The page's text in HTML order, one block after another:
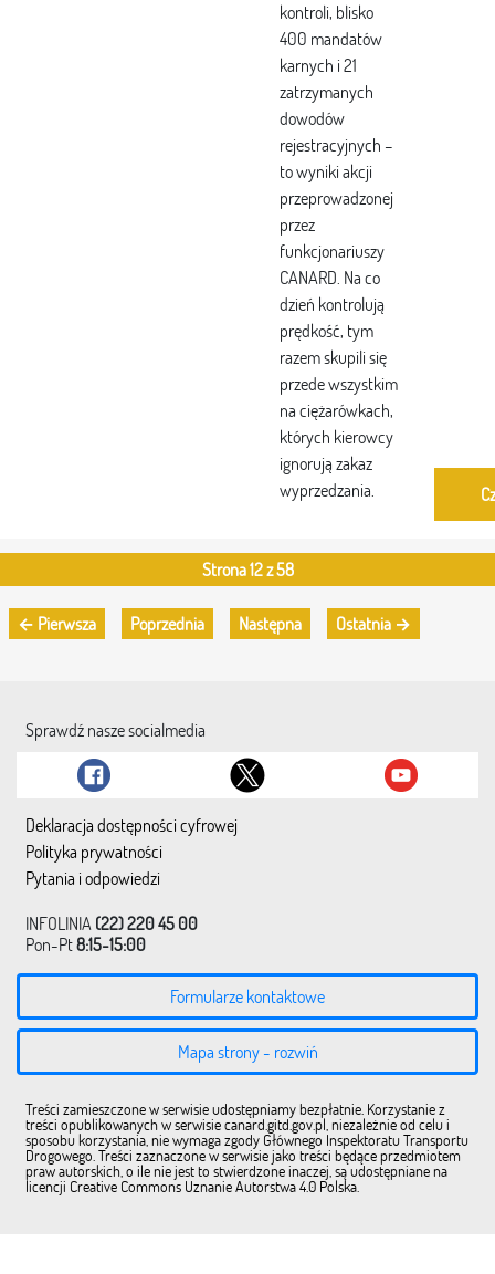
kontroli, blisko
400 mandatów
karnych i 21
zatrzymanych
dowodów
rejestracyjnych –
to wyniki akcji
przeprowadzonej
przez
funkcjonariuszy
CANARD. Na co
dzień kontrolują
prędkość, tym
razem skupili się
przede wszystkim
na ciężarówkach,
których kierowcy
ignorują zakaz
wyprzedzania.
Strona 12 z 58
← Pierwsza Poprzednia Następna Ostatnia →
Sprawdź nasze socialmedia
Deklaracja dostępności cyfrowej
Polityka prywatności
Pytania i odpowiedzi
INFOLINIA (22) 220 45 00
Pon-Pt8:15-15:00
Formularze kontaktowe
Mapa strony - rozwiń
Treści zamieszczone w serwisie udostępniamy bezpłatnie. Korzystanie z
treści opublikowanych w serwisie canard.gitd.gov.pl, niezależnie od celu i
sposobu korzystania, nie wymaga zgody Głównego Inspektoratu Transportu
Drogowego. Treści zaznaczone w serwisie jako treści będące przedmiotem
praw autorskich, o ile nie jest to stwierdzone inaczej, są udostępniane na
licencji Creative Commons Uznanie Autorstwa 4.0 Polska.